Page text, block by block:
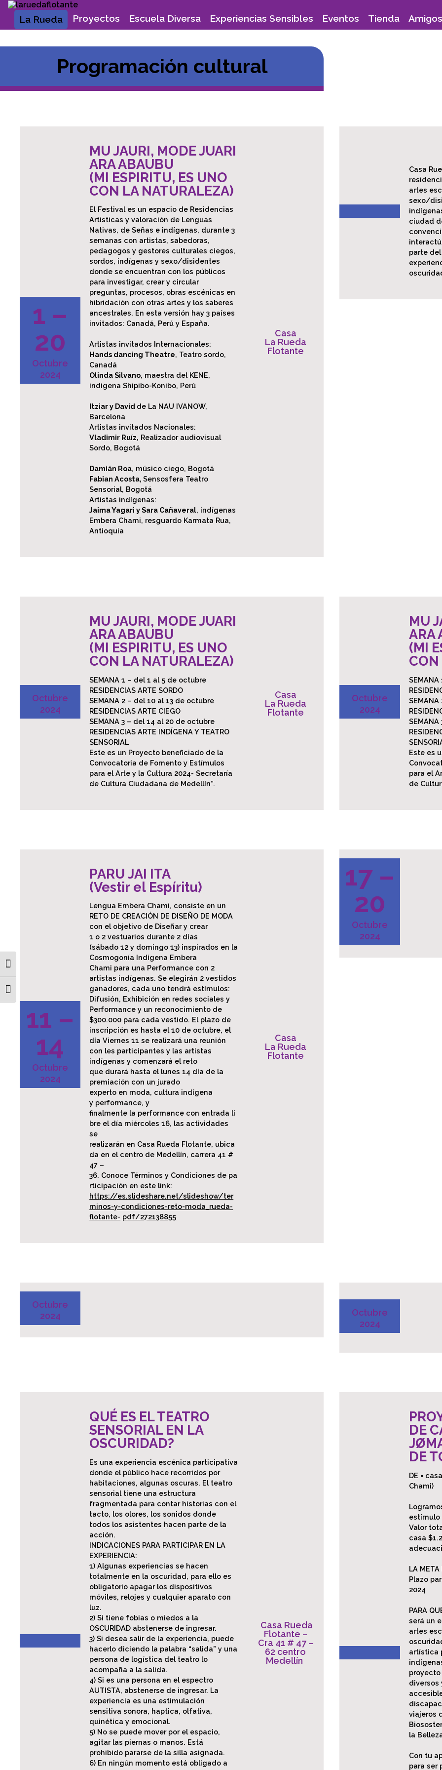
Toggle High Contrast
Toggle Font size
Skip
contentLa Rueda Proyectos Escuela Diversa Experiencias Sensibles Eventos Tienda
Programación cultural
1 –
20
Octubre
2024
MU JAURI, MODE JUARI
ARA ABAUBU
(MI ESPIRITU, ES UNO
CON LA NATURALEZA)
El Festival es un espacio de Residencias
Artísticas y valoración de Lenguas
Nativas, de Señas e indígenas, durante 3
semanas con artistas, sabedoras,
pedagogos y gestores culturales ciegos,
sordos, indígenas y sexo/disidentes
donde se encuentran con los públicos
para investigar, crear y circular
preguntas, procesos, obras escénicas en
hibridación con otras artes y los saberes
ancestrales. En esta versión hay 3 países
invitados: Canadá, Perú y España.
Artistas invitados Internacionales:
Hands dancing Theatre, Teatro sordo,
Canadá
Olinda Silvano, maestra del KENE,
indígena Shipibo-Konibo, Perú
Itziar y David de La NAU IVANOW,
Barcelona
Artistas invitados Nacionales:
Vladimir Ruíz, Realizador audiovisual
Sordo, Bogotá
Damián Roa, músico ciego, Bogotá
Fabian Acosta,Sensosfera Teatro
Sensorial, Bogotá
Artistas indígenas:
Jaima Yagari y Sara Cañaveral, indígenas
Embera Chami, resguardo Karmata Rua,
Antioquia
Casa
La Rueda
Flotante
Casa
artes
sexo/
ciudad
parte
Octubre
2024
MU JAURI, MODE JUARI
ARA ABAUBU
(MI ESPIRITU, ES UNO
CON LA NATURALEZA)
SEMANA 1 – del 1 al 5 de octubre
RESIDENCIAS ARTE SORDO
SEMANA 2 – del 10 al 13 de octubre
RESIDENCIAS ARTE CIEGO
SEMANA 3 – del 14 al 20 de octubre
RESIDENCIAS ARTE INDÍGENA Y TEATRO
SENSORIAL
Este es un Proyecto beneficiado de la
Convocatoria de Fomento y Estímulos
para el Arte y la Cultura 2024- Secretaría
de Cultura Ciudadana de Medellín”.
Casa
La Rueda
Flotante
Octubre
2024
MU
ARA
(MI
CON
Este es
para el
de
11 –
14
Octubre
2024
PARU JAI ITA
(Vestir el Espíritu)
Lengua Embera Chami, consiste en un
RETO DE CREACIÓN DE DISEÑO DE MODA
con el objetivo de Diseñar y crear
1 o 2 vestuarios durante 2 días
(sábado 12 y domingo 13) inspirados en la
Cosmogonía Indígena Embera
Chami para una Performance con 2
artistas indígenas. Se elegirán 2 vestidos
ganadores, cada uno tendrá estímulos:
Difusión, Exhibición en redes sociales y
Performance y un reconocimiento de
$300.000 para cada vestido. El plazo de
inscripción es hasta el 10 de octubre, el
día Viernes 11 se realizará una reunión
con les participantes y las artistas
indígenas y comenzará el reto
que durará hasta el lunes 14 día de la
premiación con un jurado
experto en moda, cultura indígena
y performance, y
finalmente la performance con entrada li
bre el día miércoles 16, las actividades
se
realizarán en Casa Rueda Flotante, ubica
da en el centro de Medellín, carrera 41 #
47 –
36. Conoce Términos y Condiciones de pa
rticipación en este link:
https://es.slideshare.net/slideshow/ter
minos-y-condiciones-reto-moda_rueda-
flotante- pdf/272138855
Casa
La Rueda
Flotante
17 –
20
Octubre
2024
Octubre
2024
Octubre
2024
QUÉ ES EL TEATRO
SENSORIAL EN LA
OSCURIDAD?
Es una experiencia escénica participativa
donde el público hace recorridos por
habitaciones, algunas oscuras. El teatro
sensorial tiene una estructura
fragmentada para contar historias con el
tacto, los olores, los sonidos donde
todos los asistentes hacen parte de la
acción.
INDICACIONES PARA PARTICIPAR EN LA
EXPERIENCIA:
1) Algunas experiencias se hacen
totalmente en la oscuridad, para ello es
obligatorio apagar los dispositivos
móviles, relojes y cualquier aparato con
luz.
2) Si tiene fobias o miedos a la
OSCURIDAD abstenerse de ingresar.
3) Si desea salir de la experiencia, puede
hacerlo diciendo la palabra “salida” y una
persona de logística del teatro lo
acompaña a la salida.
4) Si es una persona en el espectro
AUTISTA, abstenerse de ingresar. La
experiencia es una estimulación
sensitiva sonora, haptica, olfativa,
quinética y emocional.
5) No se puede mover por el espacio,
agitar las piernas o manos. Está
prohibido pararse de la silla asignada.
6) En ningún momento está obligado a
Casa Rueda
Flotante –
Cra 41 # 47 –
62 centro
Medellín
DE
DE
DE =
Chami)
estímulo
Valor
casa
LA
Plazo
2024
PARA
será un
artes
artística
diversos
viajeros
la
Con tu
para ser